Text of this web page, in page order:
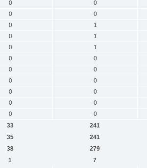
0 0
0 0
0 1
0 1
0 1
0 0
0 0
0 0
0 0
0 0
0 0
33 241
35 241
38 279
1 7